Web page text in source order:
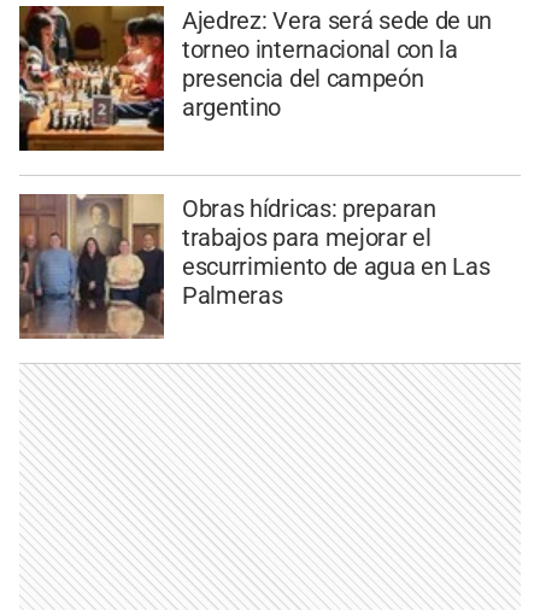
Ajedrez: Vera será sede de un
torneo internacional con la
presencia del campeón
argentino
Obras hídricas: preparan
trabajos para mejorar el
escurrimiento de agua en Las
Palmeras